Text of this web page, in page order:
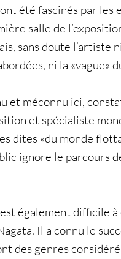
été fascinés par les
salle de
sans doute l’artiste
ni la «vague»
et méconnu ici,
et spécialiste
dites «du monde
ignore le parcours
également difficile
Il a connu le
des genres